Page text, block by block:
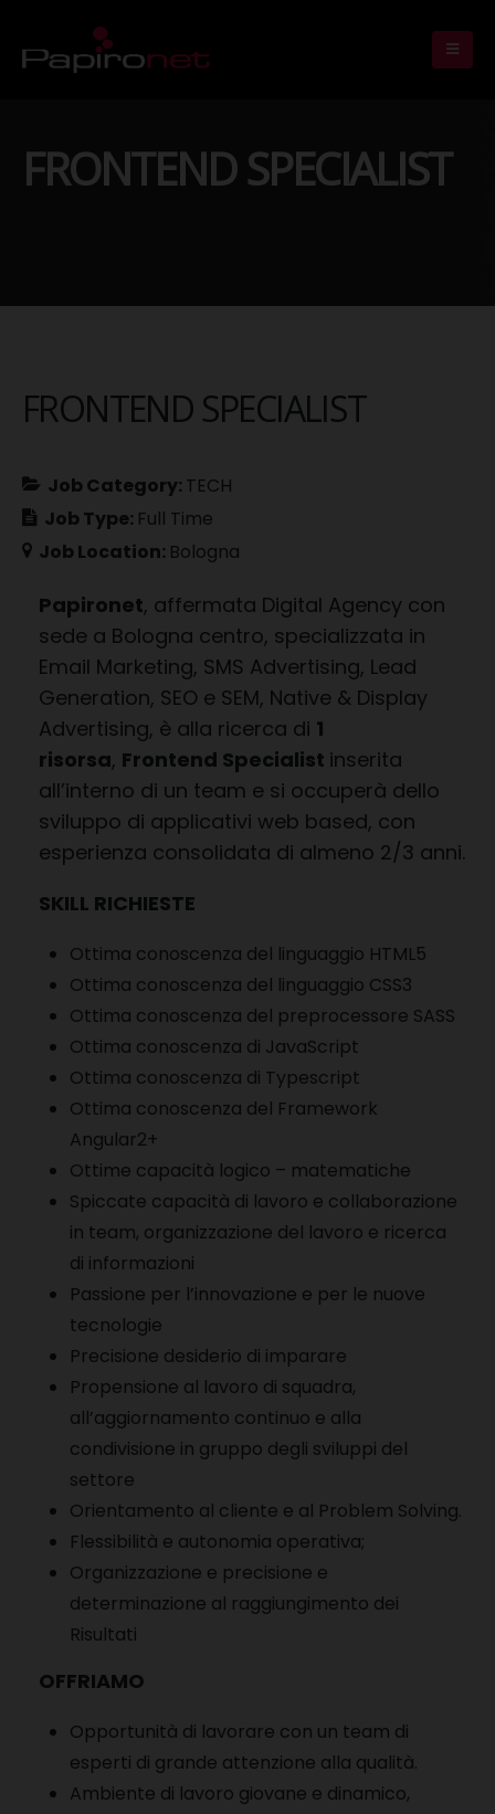
FRONTEND SPECIALIST
FRONTEND SPECIALIST
Job Category: TECH
Job Type: Full Time
Job Location: Bologna
Papironet, affermata Digital Agency con
sede a Bologna centro, specializzata in
Email Marketing, SMS Advertising, Lead
Generation, SEO e SEM, Native & Display
Advertising, è alla ricerca di 1
risorsa, Frontend Specialist inserita
all’interno di un team e si occuperà dello
sviluppo di applicativi web based, con
esperienza consolidata di almeno 2/3 anni.
SKILL RICHIESTE
Ottima conoscenza del linguaggio HTML5
Ottima conoscenza del linguaggio CSS3
Ottima conoscenza del preprocessore SASS
Ottima conoscenza di JavaScript
Ottima conoscenza di Typescript
Ottima conoscenza del Framework
Angular2+
Ottime capacità logico – matematiche
Spiccate capacità di lavoro e collaborazione
in team, organizzazione del lavoro e ricerca
di informazioni
Passione per l’innovazione e per le nuove
tecnologie
Precisione desiderio di imparare
Propensione al lavoro di squadra,
all’aggiornamento continuo e alla
condivisione in gruppo degli sviluppi del
settore
Orientamento al cliente e al Problem Solving.
Flessibilità e autonomia operativa;
Organizzazione e precisione e
determinazione al raggiungimento dei
Risultati
OFFRIAMO
Opportunità di lavorare con un team di
esperti di grande attenzione alla qualità.
Ambiente di lavoro giovane e dinamico,